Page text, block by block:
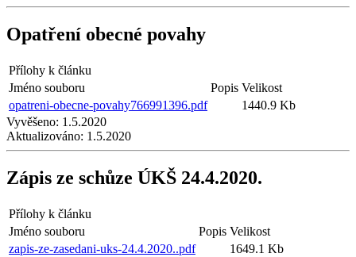
Opatření obecné povahy
Přílohy k článku
Jméno souboru
Popis Velikost
opatreni-obecne-povahy766991396.pdf
1440.9 Kb
Vyvěšeno: 1.5.2020
Aktualizováno: 1.5.2020
Zápis ze schůze ÚKŠ 24.4.2020.
Přílohy k článku
Jméno souboru
Popis Velikost
zapis-ze-zasedani-uks-24.4.2020..pdf
1649.1 Kb